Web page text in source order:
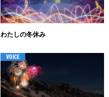
わたしの冬休み
VOICE